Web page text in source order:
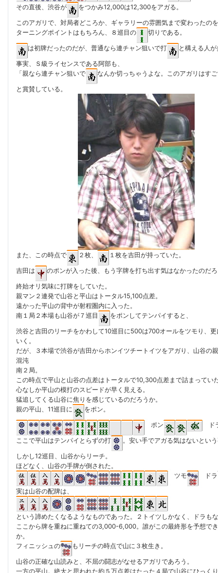
その直後、渋谷が
をつかみ12,000は12,300をアガる。
このアガリで、対局者どころか、ギャラリーの雰囲気まで変わったの
ターニングポイントはもちろん、８巡目の
切りである。
は初牌だったのだが、普通なら連チャン狙いで打
と構える人
事実、Ｓ級ライセンスである阿部も、
「親なら連チャン狙いで
なんか切っちゃうよな。このアガリはす
と賞賛している。
また、この時点で ２枚、
１枚を吉田が持っていた。
吉田は
のポンが入った後、もう字牌を打ち出す気はなかったのだ
終始オリ気味に打牌をしていた。
親マン２連発で山谷と平山はトータル15,100点差。
遠かった平山の背中が射程圏内に入った。
南１局２本場も山谷が７巡目
をポンしてテンパイすると、
渋谷と吉田のリーチをかわして10巡目に500は700オールをツモり、
いく。
だが、３本場で渋谷が吉田からホンイツチートイツをアガり、山谷の
混沌
南２局。
この時点で平山と山谷の点差はトータルで10,300点差まで詰まってい
心なしか平山の模打のスピードが早く見える。
猛追してくる山谷に焦りを感じているのだろうか。
親の平山、11巡目に
をポン。
ポン
ド
ここで平山はテンパイとらずの打
。安い手でアガる気はないとい
しかし12巡目、山谷からリーチ。
ほどなく、山谷の手牌が倒された。
ツモ
ドラ
実は山谷の配牌は、
という諦めたくなるようなものであった。２トイツしかなく、ドラも
ここから牌を重ねに重ねての3,000-6,000。誰がこの最終形を予想で
か。
フィニッシュの
もリーチの時点で山に３枚生き。
山谷の正確な山読みと、不屈の闘志がなせるアガリであろう。
一方の平山。絶大と思われた約５万点差はたった４局で山谷にひっく